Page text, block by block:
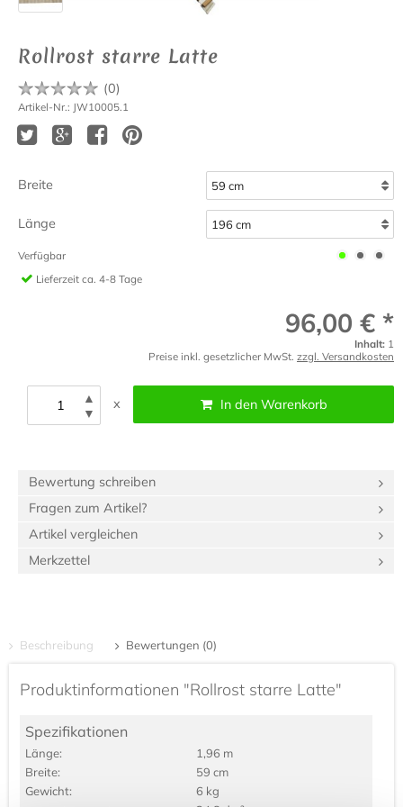
Rollrost starre Latte
(0)
Artikel-Nr.: JW10005.1
Breite
Länge
Verfügbar
Lieferzeit ca. 4-8 Tage
96,00 € *
Inhalt: 1
Preise inkl. gesetzlicher MwSt. zzgl. Versandkosten
▲
▼
x In den Warenkorb
Bewertung schreiben
Fragen zum Artikel?
Artikel vergleichen
Merkzettel
Beschreibung Bewertungen (0)
Produktinformationen "Rollrost starre Latte"
Spezifikationen
Länge:
1,96 m
Breite:
59 cm
Gewicht:
6 kg